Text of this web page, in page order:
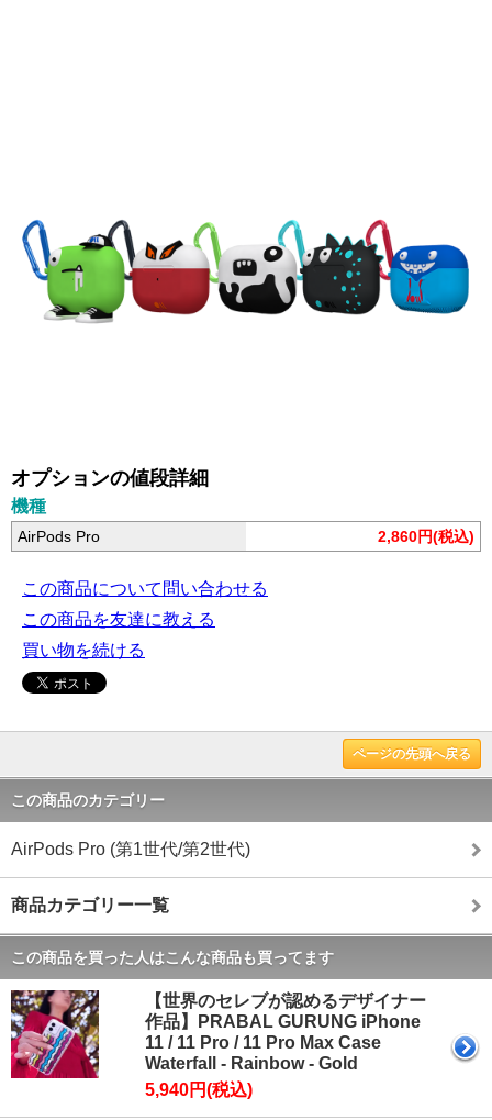
オプションの値段詳細
機種
AirPods Pro 2,860円(税込)
この商品について問い合わせる
この商品を友達に教える
買い物を続ける
ページの先頭へ戻る
この商品のカテゴリー
AirPods Pro (第1世代/第2世代)
商品カテゴリー一覧
この商品を買った人はこんな商品も買ってます
【世界のセレブが認めるデザイナー
作品】PRABAL GURUNG iPhone
11 / 11 Pro / 11 Pro Max Case
Waterfall - Rainbow - Gold
5,940円(税込)